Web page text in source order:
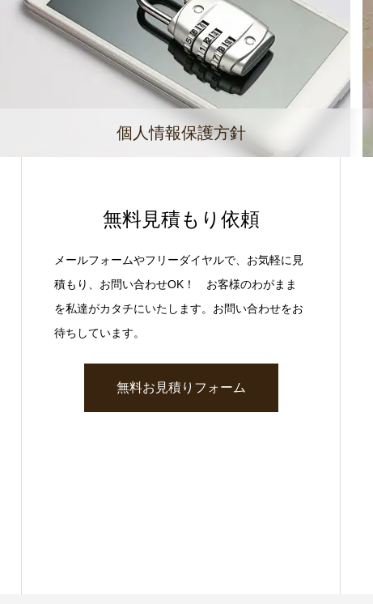
個人情報保護方針
無料見積もり依頼
メールフォームやフリーダイヤルで、お気軽に見
積もり、お問い合わせOK！ お客様のわがまま
を私達がカタチにいたします。お問い合わせをお
待ちしています。
無料お見積りフォーム